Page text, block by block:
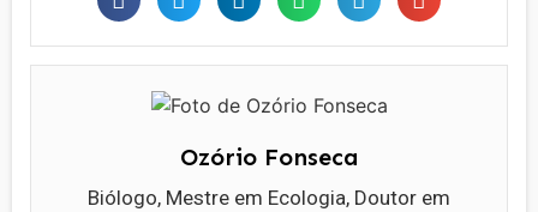
Ozório Fonseca
Biólogo, Mestre em Ecologia, Doutor em